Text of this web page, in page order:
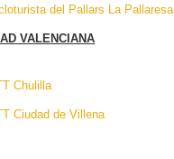
del Pallars La Pallaresa
VALENCIANA
Chulilla
Ciudad de Villena